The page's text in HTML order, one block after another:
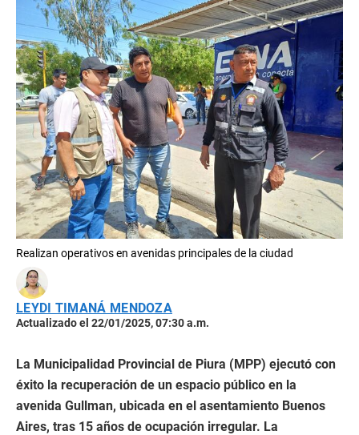
Realizan operativos en avenidas principales de la ciudad
LEYDI TIMANÁ MENDOZA
Actualizado el 22/01/2025, 07:30 a.m.
La Municipalidad Provincial de Piura (MPP) ejecutó con
éxito la recuperación de un espacio público en la
avenida Gullman, ubicada en el asentamiento Buenos
Aires, tras 15 años de ocupación irregular. La